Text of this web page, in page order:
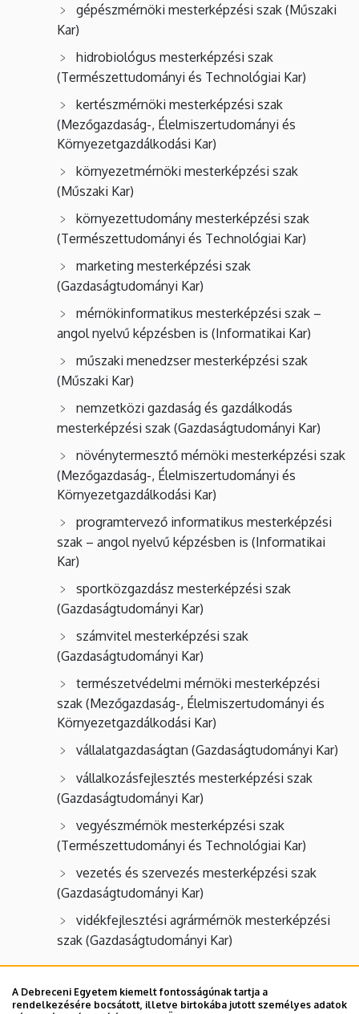
gépészmérnöki mesterképzési szak (Műszaki
Kar)
hidrobiológus mesterképzési szak
(Természettudományi és Technológiai Kar)
kertészmérnöki mesterképzési szak
(Mezőgazdaság-, Élelmiszertudományi és
Környezetgazdálkodási Kar)
környezetmérnöki mesterképzési szak
(Műszaki Kar)
környezettudomány mesterképzési szak
(Természettudományi és Technológiai Kar)
marketing mesterképzési szak
(Gazdaságtudományi Kar)
mérnökinformatikus mesterképzési szak –
angol nyelvű képzésben is (Informatikai Kar)
műszaki menedzser mesterképzési szak
(Műszaki Kar)
nemzetközi gazdaság és gazdálkodás
mesterképzési szak (Gazdaságtudományi Kar)
növénytermesztő mérnöki mesterképzési szak
(Mezőgazdaság-, Élelmiszertudományi és
Környezetgazdálkodási Kar)
programtervező informatikus mesterképzési
szak – angol nyelvű képzésben is (Informatikai
Kar)
sportközgazdász mesterképzési szak
(Gazdaságtudományi Kar)
számvitel mesterképzési szak
(Gazdaságtudományi Kar)
természetvédelmi mérnöki mesterképzési
szak (Mezőgazdaság-, Élelmiszertudományi és
Környezetgazdálkodási Kar)
vállalatgazdaságtan (Gazdaságtudományi Kar)
vállalkozásfejlesztés mesterképzési szak
(Gazdaságtudományi Kar)
vegyészmérnök mesterképzési szak
(Természettudományi és Technológiai Kar)
vezetés és szervezés mesterképzési szak
(Gazdaságtudományi Kar)
vidékfejlesztési agrármérnök mesterképzési
szak (Gazdaságtudományi Kar)
2023. 10. 18. 08:34
A Debreceni Egyetem kiemelt fontosságúnak tartja a
rendelkezésére bocsátott, illetve birtokába jutott személyes adatok